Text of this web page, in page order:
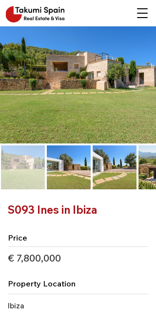
S093 Ines in Ibiza
Price
€ 7,800,000
Property Location
Ibiza